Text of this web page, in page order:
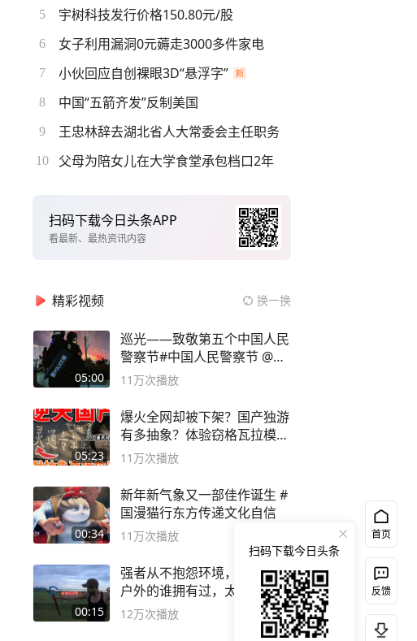
5 宇树科技发行价格150.80元/股
6 女子利用漏洞0元薅走3000多件家电
7 小伙回应自创裸眼3D“悬浮字”
8 中国“五箭齐发”反制美国
9 王忠林辞去湖北省人大常委会主任职务
10 父母为陪女儿在大学食堂承包档口2年
扫码下载今日头条APP
看最新、最热资讯内容
精彩视频 换一换
05:00
巡光——致敬第五个中国人民
警察节#中国人民警察节 @抖
音小助手
11万次播放
05:23
爆火全网却被下架？国产独游
有多抽象？体验窃格瓦拉模拟
器！
11万次播放
00:34
新年新气象又一部佳作诞生 #
国漫猫行东方传递文化自信
11万次播放
00:15
强者从不抱怨环境，这弹弓玩
户外的谁拥有过，太准了#弹
弓#户外
12万次播放
首页
反馈
扫码下载今日头条